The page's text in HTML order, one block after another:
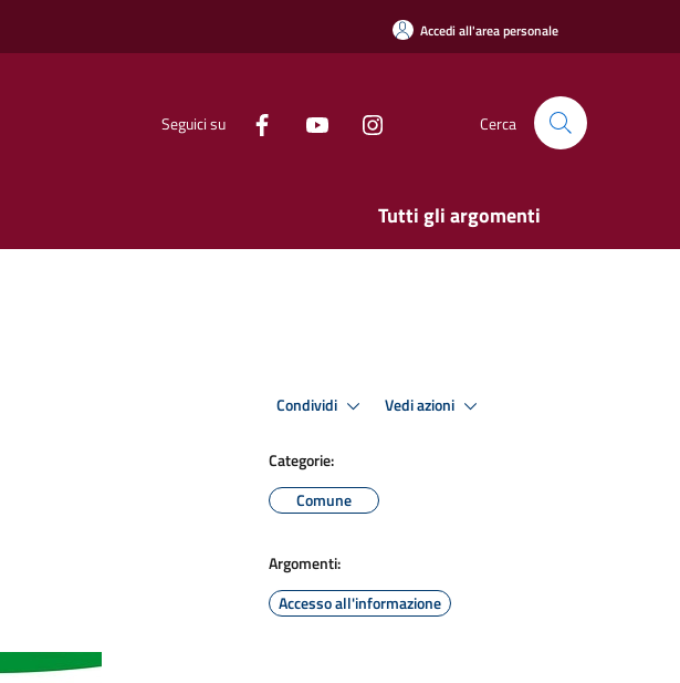
Accedi all'area personale
Seguici su Cerca
Tutti gli argomenti
Condividi Vedi azioni
Categorie:
Comune
Argomenti:
Accesso all'informazione